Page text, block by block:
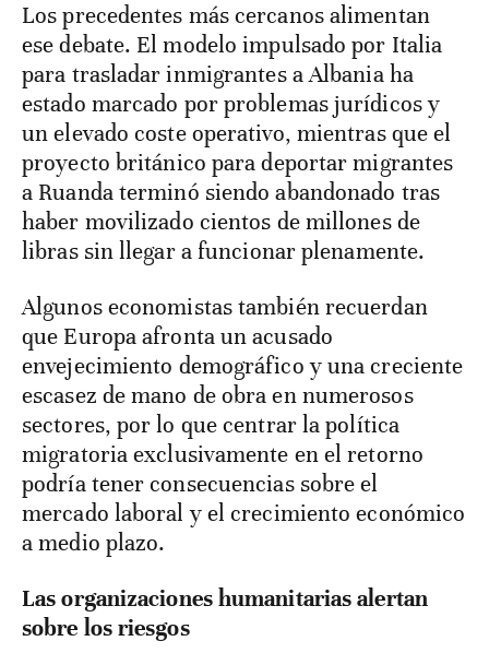
Los precedentes más cercanos alimentan
ese debate. El modelo impulsado por Italia
para trasladar inmigrantes a Albania ha
estado marcado por problemas jurídicos y
un elevado coste operativo, mientras que el
proyecto británico para deportar migrantes
a Ruanda terminó siendo abandonado tras
haber movilizado cientos de millones de
libras sin llegar a funcionar plenamente.
Algunos economistas también recuerdan
que Europa afronta un acusado
envejecimiento demográfico y una creciente
escasez de mano de obra en numerosos
sectores, por lo que centrar la política
migratoria exclusivamente en el retorno
podría tener consecuencias sobre el
mercado laboral y el crecimiento económico
a medio plazo.
Las organizaciones humanitarias alertan
sobre los riesgos